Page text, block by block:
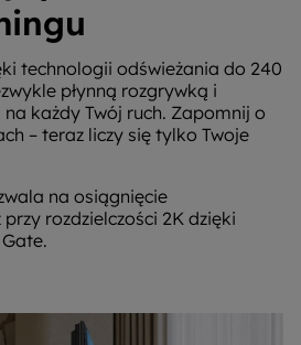
technologii odświeżania do 240
płynną rozgrywką i
każdy Twój ruch. Zapomnij o
– teraz liczy się tylko Twoje
na osiągnięcie
rozdzielczości 2K dzięki